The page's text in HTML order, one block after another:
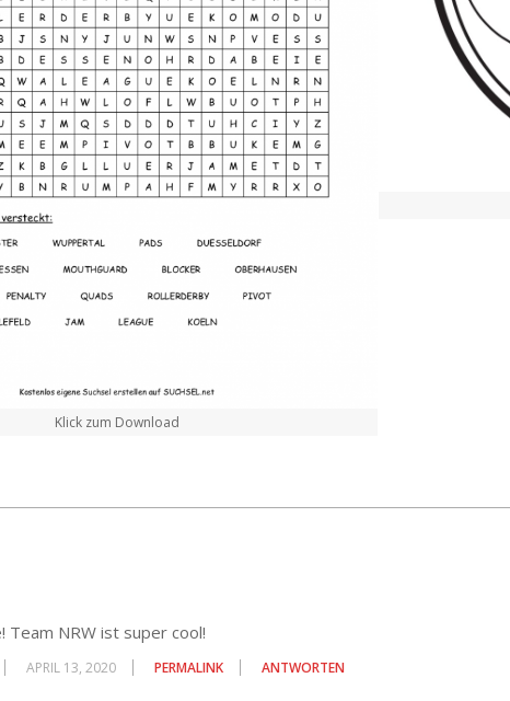
Klick zum Download
Team NRW ist super cool!
APRIL 13, 2020 PERMALINK ANTWORTEN